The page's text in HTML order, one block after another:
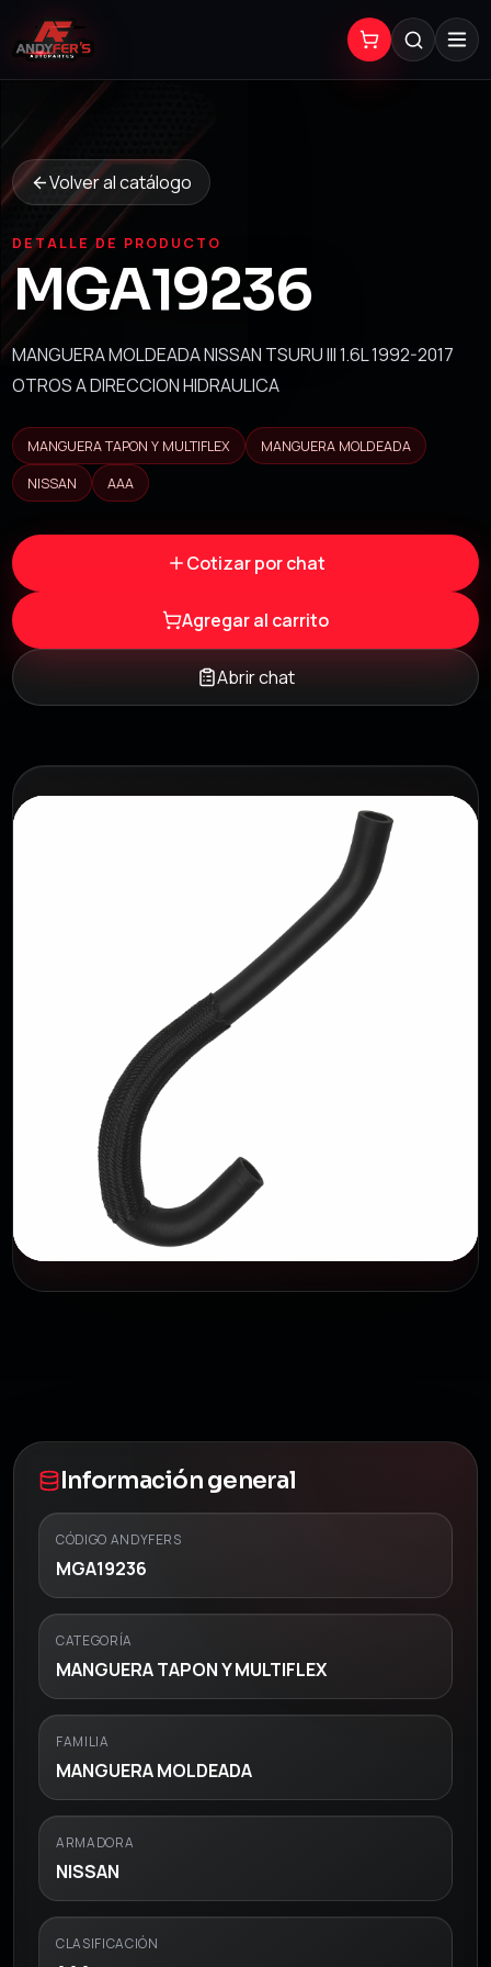
Volver al catálogo
DETALLE DE PRODUCTO
MGA19236
MANGUERA MOLDEADA NISSAN TSURU III 1.6L 1992-2017
OTROS A DIRECCION HIDRAULICA
MANGUERA TAPON Y MULTIFLEX
MANGUERA MOLDEADA
NISSAN
AAA
Cotizar por chat
Agregar al carrito
Abrir chat
Información general
CÓDIGO ANDYFERS
MGA19236
CATEGORÍA
MANGUERA TAPON Y MULTIFLEX
FAMILIA
MANGUERA MOLDEADA
ARMADORA
NISSAN
CLASIFICACIÓN